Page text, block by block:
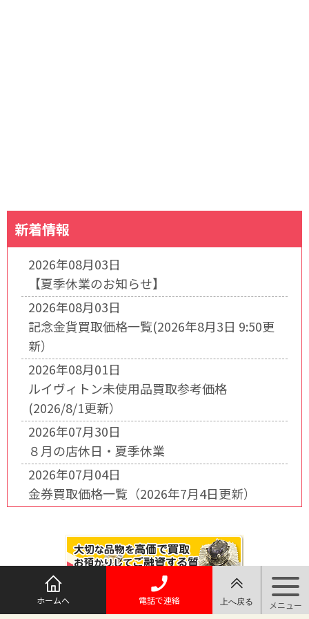
新着情報
2026年08月03日
【夏季休業のお知らせ】
2026年08月03日
記念金貨買取価格一覧(2026年8月3日 9:50更
新）
2026年08月01日
ルイヴィトン未使用品買取参考価格
(2026/8/1更新）
2026年07月30日
８月の店休日・夏季休業
2026年07月04日
金券買取価格一覧（2026年7月4日更新）
ホームへ 電話で連絡